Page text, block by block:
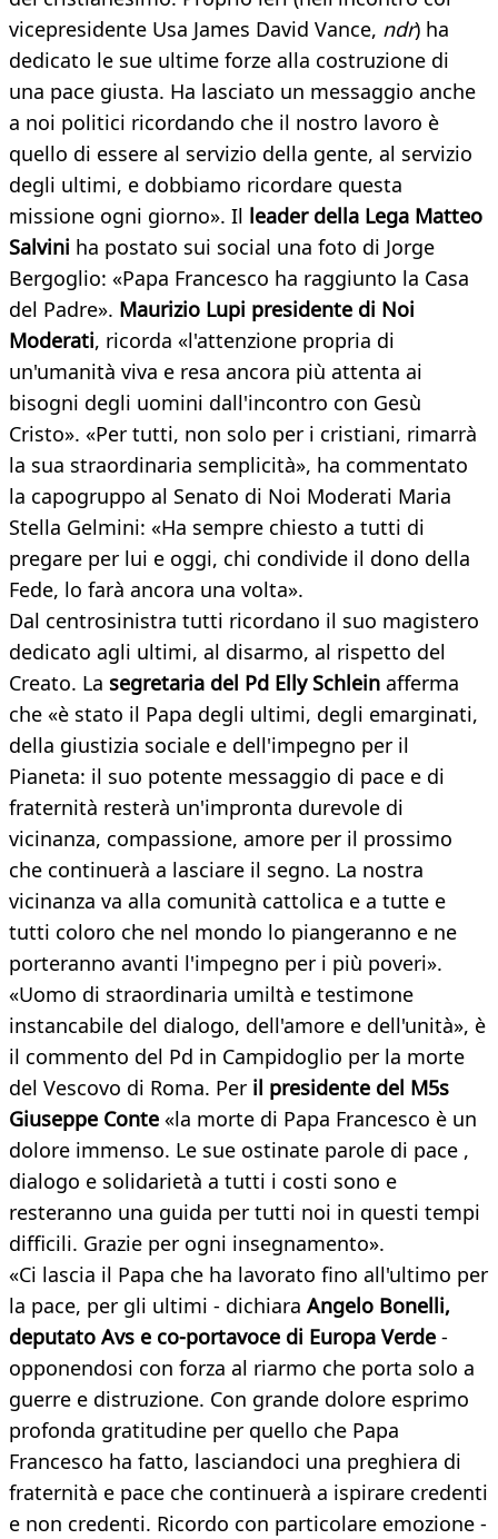
vicepresidente Usa James David Vance, ndr) ha
dedicato le sue ultime forze alla costruzione di
una pace giusta. Ha lasciato un messaggio anche
a noi politici ricordando che il nostro lavoro è
quello di essere al servizio della gente, al servizio
degli ultimi, e dobbiamo ricordare questa
missione ogni giorno». Il leader della Lega Matteo
Salvini ha postato sui social una foto di Jorge
Bergoglio: «Papa Francesco ha raggiunto la Casa
del Padre». Maurizio Lupi presidente di Noi
Moderati, ricorda «l'attenzione propria di
un'umanità viva e resa ancora più attenta ai
bisogni degli uomini dall'incontro con Gesù
Cristo». «Per tutti, non solo per i cristiani, rimarrà
la sua straordinaria semplicità», ha commentato
la capogruppo al Senato di Noi Moderati Maria
Stella Gelmini: «Ha sempre chiesto a tutti di
pregare per lui e oggi, chi condivide il dono della
Fede, lo farà ancora una volta».
Dal centrosinistra tutti ricordano il suo magistero
dedicato agli ultimi, al disarmo, al rispetto del
Creato. La segretaria del Pd Elly Schlein afferma
che «è stato il Papa degli ultimi, degli emarginati,
della giustizia sociale e dell'impegno per il
Pianeta: il suo potente messaggio di pace e di
fraternità resterà un'impronta durevole di
vicinanza, compassione, amore per il prossimo
che continuerà a lasciare il segno. La nostra
vicinanza va alla comunità cattolica e a tutte e
tutti coloro che nel mondo lo piangeranno e ne
porteranno avanti l'impegno per i più poveri».
«Uomo di straordinaria umiltà e testimone
instancabile del dialogo, dell'amore e dell'unità», è
il commento del Pd in Campidoglio per la morte
del Vescovo di Roma. Per il presidente del M5s
Giuseppe Conte «la morte di Papa Francesco è un
dolore immenso. Le sue ostinate parole di pace ,
dialogo e solidarietà a tutti i costi sono e
resteranno una guida per tutti noi in questi tempi
difficili. Grazie per ogni insegnamento».
«Ci lascia il Papa che ha lavorato fino all'ultimo per
la pace, per gli ultimi - dichiara Angelo Bonelli,
deputato Avs e co-portavoce di Europa Verde -
opponendosi con forza al riarmo che porta solo a
guerre e distruzione. Con grande dolore esprimo
profonda gratitudine per quello che Papa
Francesco ha fatto, lasciandoci una preghiera di
fraternità e pace che continuerà a ispirare credenti
e non credenti. Ricordo con particolare emozione -